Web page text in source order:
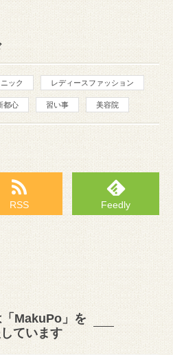
ック レディースファッション
都心 習い事 美容院
RSS Feedly
MakuPo」を
ています